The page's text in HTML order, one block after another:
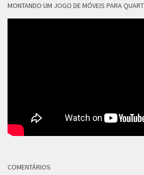
MONTANDO UM JOGO DE MÓVEIS PARA
COMENTÁRIOS